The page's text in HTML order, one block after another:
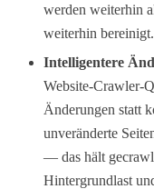
werden weiterhin
weiterhin bereinigt.
Intelligentere
Website-Crawler-
Änderungen statt
unveränderte
— das hält
Hintergrundlast